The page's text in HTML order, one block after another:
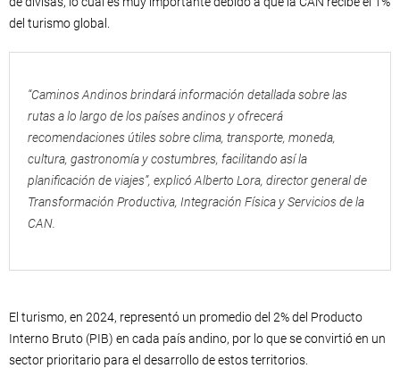
del turismo global.
“Caminos Andinos brindará información detallada sobre las
rutas a lo largo de los países andinos y ofrecerá
recomendaciones útiles sobre clima, transporte, moneda,
cultura, gastronomía y costumbres, facilitando así la
planificación de viajes”, explicó Alberto Lora, director general de
Transformación Productiva, Integración Física y Servicios de la
CAN.
El turismo, en 2024, representó un promedio del 2% del Producto
Interno Bruto (PIB) en cada país andino, por lo que se convirtió en un
sector prioritario para el desarrollo de estos territorios.